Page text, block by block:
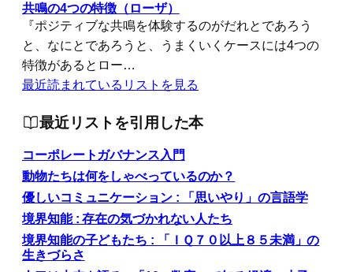
共鳴の4つの特徴（ローザ）
『ポジティブな共鳴を体験するのがだれとであろう
と、なにとであろうと、うまくいくケースには4つの
特徴があるとロー…
最近読まれているリストを見る
最近リストを引用した本
コーポレートガバナンス入門
動物たちは何をしゃべっているのか？
優しいコミュニケーション : 「思いやり」の言語学
境界知能 : 存在の気づかれない人たち
境界知能の子どもたち : 「ＩＱ７０以上８５未満」の
生きづらさ